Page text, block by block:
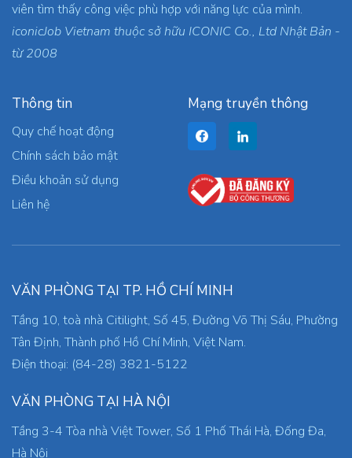
viên tìm thấy công việc phù hợp với năng lực của mình.
iconicJob Vietnam thuộc sở hữu ICONIC Co., Ltd Nhật Bản -
từ 2008
Thông tin
Quy chế hoạt động
Chính sách bảo mật
Điều khoản sử dụng
Liên hệ
Mạng truyền thông
VĂN PHÒNG TẠI TP. HỒ CHÍ MINH
Tầng 10, toà nhà Citilight, Số 45, Đường Võ Thị Sáu, Phường
Tân Định, Thành phố Hồ Chí Minh, Việt Nam.
Điện thoại: (84-28) 3821-5122
VĂN PHÒNG TẠI HÀ NỘI
Tầng 3-4 Tòa nhà Việt Tower, Số 1 Phố Thái Hà, Đống Đa,
Hà Nội